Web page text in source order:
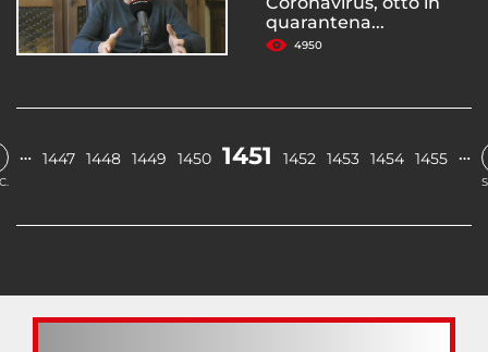
quarantena...
4950
… 1447 1448 1449 1450 1451 1452 1453 1454 1455 …